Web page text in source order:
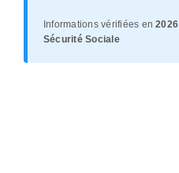
Informations vérifiées en2026
Sécurité Sociale